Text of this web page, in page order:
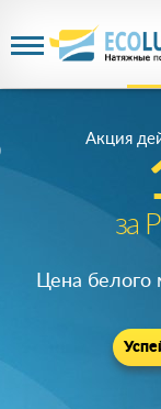
за
Акция
Цена белого